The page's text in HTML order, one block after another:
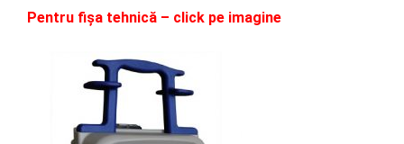
Pentru fișa tehnică – click pe imagine